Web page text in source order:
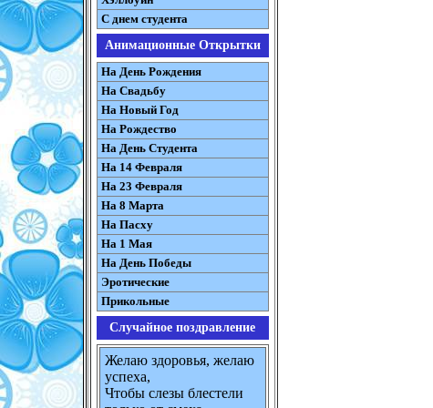
С днем студента
Анимационные Открытки
На День Рождения
На Свадьбу
На Новый Год
На Рождество
На День Студента
На 14 Февраля
На 23 Февраля
На 8 Марта
На Пасху
На 1 Мая
На День Победы
Эротические
Прикольные
Случайное поздравление
Желаю здоровья, желаю
успеха,
Чтобы слезы блестели